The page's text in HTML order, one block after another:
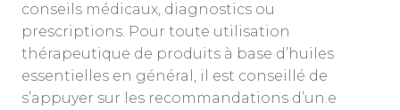
conseils médicaux, diagnostics ou
prescriptions. Pour toute utilisation
thérapeutique de produits à base d’huiles
essentielles en général, il est conseillé de
s’appuyer sur les recommandations d’un.e